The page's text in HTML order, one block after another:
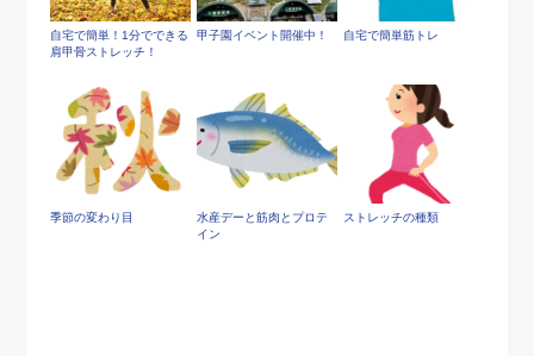
自宅で簡単！1分でできる
肩甲骨ストレッチ！
甲子園イベント開催中！ 自宅で簡単筋トレ
季節の変わり目
水産デーと筋肉とプロテ
イン
ストレッチの種類